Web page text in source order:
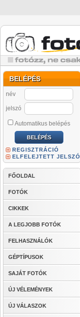
BELÉPÉS
név
jelszó
Automatikus belépés
REGISZTRÁCIÓ
ELFELEJTETT JELSZÓ
FŐOLDAL
FOTÓK
CIKKEK
A LEGJOBB FOTÓK
FELHASZNÁLÓK
GÉPTÍPUSOK
SAJÁT FOTÓK
ÚJ VÉLEMÉNYEK
ÚJ VÁLASZOK